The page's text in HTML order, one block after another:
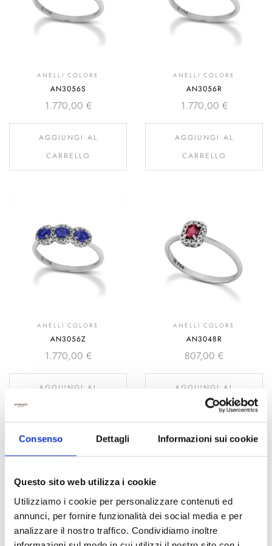
Consenso Dettagli Informazioni sui cookie
Questo sito web utilizza i cookie
Utilizziamo i cookie per personalizzare contenuti ed
annunci, per fornire funzionalità dei social media e per
analizzare il nostro traffico. Condividiamo inoltre
ANELLI COLORE
AN3056S
1.770,00 €
AGGIUNGI AL
CARRELLO
ANELLI COLORE
AN3056R
1.770,00 €
AGGIUNGI AL
CARRELLO
ANELLI COLORE
AN3056Z
1.770,00 €
AGGIUNGI AL
ANELLI COLORE
AN3048R
807,00 €
AGGIUNGI AL
CARRELLO